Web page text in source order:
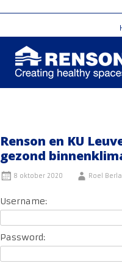
Renson en KU
gezond
8 oktober 2020 Roel
Username:
Password: